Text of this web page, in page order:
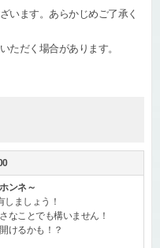
います。あらかじめご了承く
ただく場合があります。
ンネ～
しましょう！
なことでも構いません！
けるかも！？